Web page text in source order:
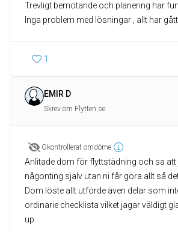
Trevligt bemötande och planering har
Inga problem med lösningar , allt har gått
1
EMIR D
Skrev om Flytten.se
Okontrollerat omdöme
Anlitade dom för flyttstädning och sa att
någonting själv utan ni får göra allt så
Dom löste allt utförde även delar som
ordinarie checklista vilket jagar väldigt
up